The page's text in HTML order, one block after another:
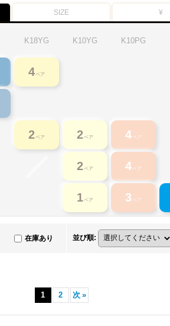
SIZE ¥
K18YG K10YG K10PG
4ペア
2ペア 2ペア 4 ペア
2ペア 4 ペア
1ペア 3 ペア
在庫あり 並び順:
1 2 次 »